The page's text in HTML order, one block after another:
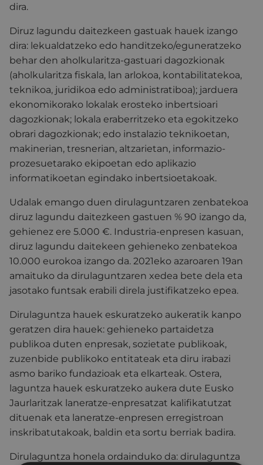
dira.
Diruz lagundu daitezkeen gastuak hauek izango
dira: lekualdatzeko edo handitzeko/eguneratzeko
behar den aholkularitza-gastuari dagozkionak
(aholkularitza fiskala, lan arlokoa, kontabilitatekoa,
teknikoa, juridikoa edo administratiboa); jarduera
ekonomikorako lokalak erosteko inbertsioari
dagozkionak; lokala eraberritzeko eta egokitzeko
obrari dagozkionak; edo instalazio teknikoetan,
makinerian, tresnerian, altzarietan, informazio-
prozesuetarako ekipoetan edo aplikazio
informatikoetan egindako inbertsioetakoak.
Udalak emango duen dirulaguntzaren zenbatekoa
diruz lagundu daitezkeen gastuen % 90 izango da,
gehienez ere 5.000 €. Industria-enpresen kasuan,
diruz lagundu daitekeen gehieneko zenbatekoa
10.000 eurokoa izango da. 2021eko azaroaren 19an
amaituko da dirulaguntzaren xedea bete dela eta
jasotako funtsak erabili direla justifikatzeko epea.
Dirulaguntza hauek eskuratzeko aukeratik kanpo
geratzen dira hauek: gehieneko partaidetza
publikoa duten enpresak, sozietate publikoak,
zuzenbide publikoko entitateak eta diru irabazi
asmo bariko fundazioak eta elkarteak. Ostera,
laguntza hauek eskuratzeko aukera dute Eusko
Jaurlaritzak laneratze-enpresatzat kalifikatutzat
dituenak eta laneratze-enpresen erregistroan
inskribatutakoak, baldin eta sortu berriak badira.
Dirulaguntza honela ordainduko da: dirulaguntza